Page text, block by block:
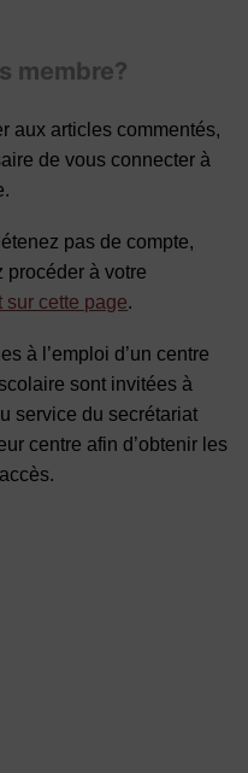
membre?
aux articles commentés,
de vous connecter à
pas de compte,
procéder à votre
sur cette page.
à l’emploi d’un centre
sont invitées à
service du secrétariat
centre afin d’obtenir les